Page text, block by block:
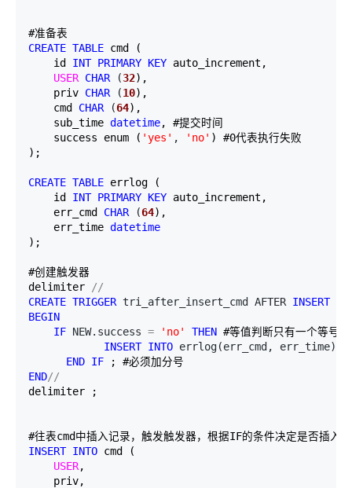
CREATE TABLE cmd (
    id
INT PRIMARY KEY auto_increment,
USER CHAR (32),
    priv
CHAR (10),
    cmd
CHAR (64),
    sub_time
datetime, #提交时间
    success enum (
'yes ' , ' no' ) #0代表执行失败
);
CREATE TABLE errlog (
    id
INT PRIMARY KEY auto_increment,
    err_cmd
CHAR (64),
    err_time
datetime
);
#创建触发器
delimiter
//
CREATE TRIGGER tri_after_insert_cmd AFTER INSERT
BEGIN
IF NEW.success = ' no' THEN #等值判断只有一个等号
INSERT INTO errlog(err_cmd, err_time)
END IF
END//
delimiter ;
INSERT INTO cmd (
USER,
    priv,